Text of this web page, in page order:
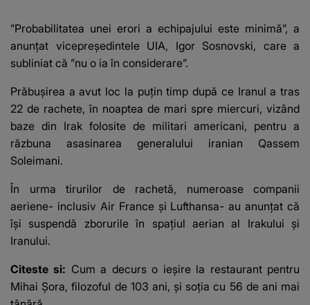
”Probabilitatea unei erori a echipajului este minimă”, a
anunţat vicepreşedintele UIA, Igor Sosnovski, care a
subliniat că ”nu o ia în considerare”.
Prăbuşirea a avut loc la puţin timp după ce Iranul a tras
22 de rachete, în noaptea de mari spre miercuri, vizând
baze din Irak folosite de militari americani, pentru a
răzbuna asasinarea generalului iranian Qassem
Soleimani.
În urma tirurilor de rachetă, numeroase companii
aeriene- inclusiv Air France şi Lufthansa- au anunţat că
îşi suspendă zborurile în spaţiul aerian al Irakului şi
Iranului.
Citeste si: Cum a decurs o ieșire la restaurant pentru
Mihai Șora, filozoful de 103 ani, și soția cu 56 de ani mai